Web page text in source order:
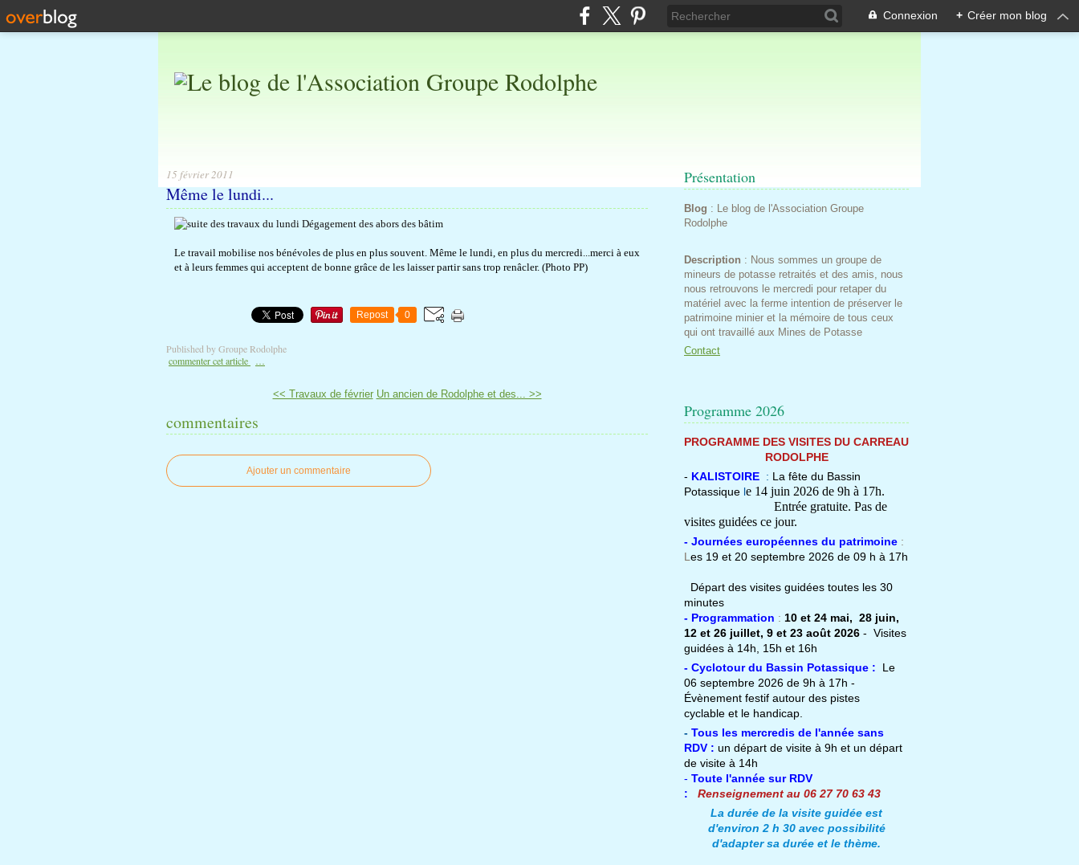
Connexion + Créer mon blog
15 février 2011
Même le lundi...
Le travail mobilise nos bénévoles de plus en plus souvent. Même le lundi, en plus du mercredi...merci à eux
et à leurs femmes qui acceptent de bonne grâce de les laisser partir sans trop renâcler. (Photo PP)
Repost 0
Published by Groupe Rodolphe
commenter cet article
…
<< Travaux de février Un ancien de Rodolphe et des... >>
commentaires
Ajouter un commentaire
Présentation
Blog : Le blog de l'Association Groupe
Rodolphe
Description : Nous sommes un groupe de
mineurs de potasse retraités et des amis, nous
nous retrouvons le mercredi pour retaper du
matériel avec la ferme intention de préserver le
patrimoine minier et la mémoire de tous ceux
qui ont travaillé aux Mines de Potasse
Contact
Programme 2026
PROGRAMME DES VISITES DU CARREAU
RODOLPHE
- KALISTOIRE : La fête du Bassin
Potassique le 14 juin 2026 de 9h à 17h.
Entrée gratuite. Pas de
visites guidées ce jour.
- Journées européennes du patrimoine :
L es 19 et 20 septembre 2026 de 09 h à 17h
Départ des visites guidées toutes les 30
minutes
- Programmation : 10 et 24 mai, 28 juin,
12 et 26 juillet, 9 et 23 août 2026 - Visites
guidées à 14h, 15h et 16h
- Cyclotour du Bassin Potassique : Le
06 septembre 2026 de 9h à 17h -
Évènement festif autour des pistes
cyclable et le handicap.
- Tous les mercredis de l'année sans
RDV : un départ de visite à 9h et un départ
de visite à 14h
- Toute l'année sur RDV
:
Renseignement au 06 27 70 63 43
La durée de la visite guidée est
d'environ 2 h 30 avec possibilité
d'adapter sa durée et le thème.